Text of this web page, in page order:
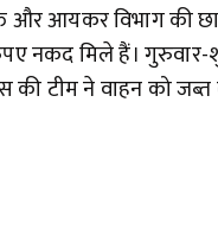
और आयकर विभाग की
मिले हैं। गुरुवार-
टीम ने वाहन को जब्त